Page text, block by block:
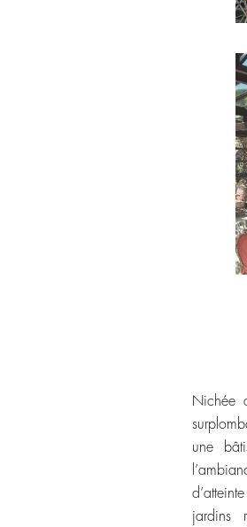
Nichée
une
jardins